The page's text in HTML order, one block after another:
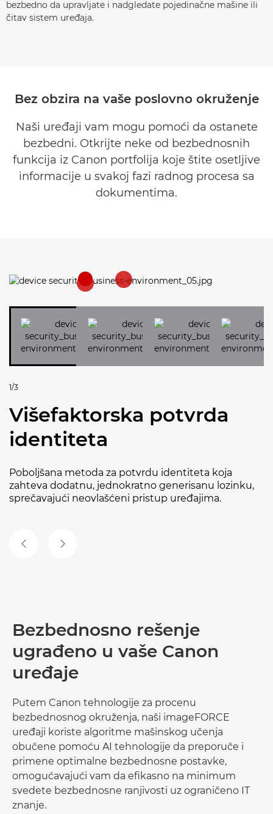
bezbedno da upravljate i nadgledate pojedinačne mašine ili
čitav sistem uređaja.
Bez obzira na vaše poslovno okruženje
Naši uređaji vam mogu pomoći da ostanete
bezbedni. Otkrijte neke od bezbednosnih
funkcija iz Canon portfolija koje štite osetljive
informacije u svakoj fazi radnog procesa sa
dokumentima.
1/3
Višefaktorska potvrda
identiteta
Poboljšana metoda za potvrdu identiteta koja
zahteva dodatnu, jednokratno generisanu lozinku,
sprečavajući neovlašćeni pristup uređajima.
PRETHODNI SLAJD
SLEDEĆI SLAJD
Bezbednosno rešenje
ugrađeno u vaše Canon
uređaje
Putem Canon tehnologije za procenu
bezbednosnog okruženja, naši imageFORCE
uređaji koriste algoritme mašinskog učenja
obučene pomoću AI tehnologije da preporuče i
primene optimalne bezbednosne postavke,
omogućavajući vam da efikasno na minimum
svedete bezbednosne ranjivosti uz ograničeno IT
znanje.